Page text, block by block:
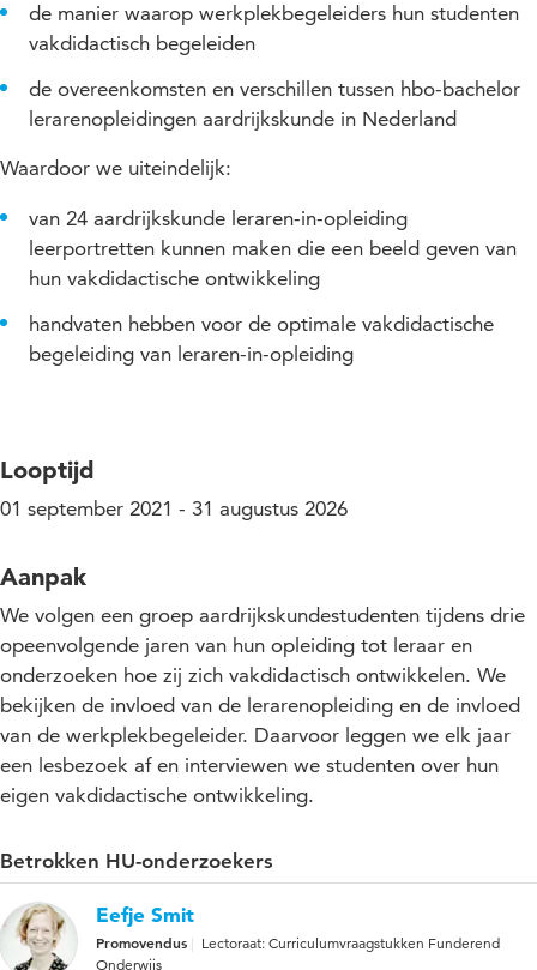
de manier waarop werkplekbegeleiders hun studenten
vakdidactisch begeleiden
de overeenkomsten en verschillen tussen hbo-bachelor
lerarenopleidingen aardrijkskunde in Nederland
Waardoor we uiteindelijk:
van 24 aardrijkskunde leraren-in-opleiding
leerportretten kunnen maken die een beeld geven van
hun vakdidactische ontwikkeling
handvaten hebben voor de optimale vakdidactische
begeleiding van leraren-in-opleiding
Looptijd
01 september 2021 - 31 augustus 2026
Aanpak
We volgen een groep aardrijkskundestudenten tijdens drie
opeenvolgende jaren van hun opleiding tot leraar en
onderzoeken hoe zij zich vakdidactisch ontwikkelen. We
bekijken de invloed van de lerarenopleiding en de invloed
van de werkplekbegeleider. Daarvoor leggen we elk jaar
een lesbezoek af en interviewen we studenten over hun
eigen vakdidactische ontwikkeling.
Betrokken HU-onderzoekers
Eefje Smit
Promovendus
Lectoraat: Curriculumvraagstukken Funderend
Onderwijs